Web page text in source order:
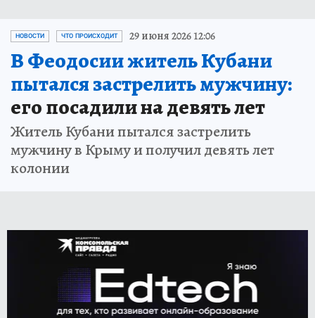
НОВОСТИ ЧТО ПРОИСХОДИТ 29 июня 2026 12:06
В Феодосии житель Кубани
пытался застрелить мужчину:
его посадили на девять лет
Житель Кубани пытался застрелить
мужчину в Крыму и получил девять лет
колонии